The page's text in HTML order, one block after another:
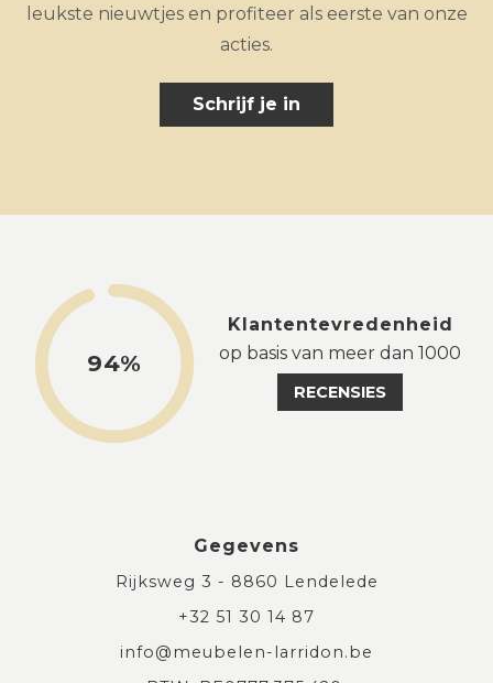
leukste nieuwtjes en profiteer als eerste van onze
acties.
Schrijf je in
94%
Klantentevredenheid
op basis van meer dan 1000
RECENSIES
Gegevens
Rijksweg 3 - 8860 Lendelede
+32 51 30 14 87
info@meubelen-larridon.be